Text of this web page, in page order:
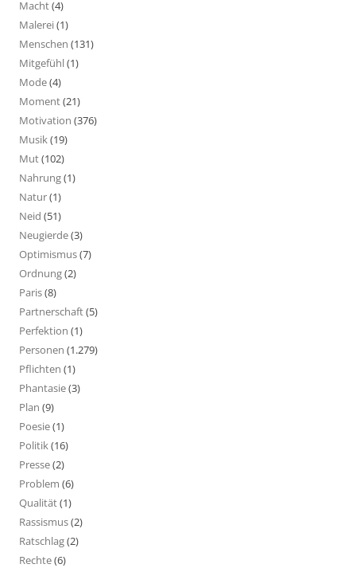
Macht(4)
Malerei(1)
Menschen (131)
Mitgefühl(1)
Mode(4)
Moment(21)
Motivation (376)
Musik(19)
Mut(102)
Nahrung(1)
Natur(1)
Neid (51)
Neugierde(3)
Optimismus(7)
Ordnung(2)
Paris(8)
Partnerschaft(5)
Perfektion (1)
Personen (1.279)
Pflichten (1)
Phantasie(3)
Plan (9)
Poesie(1)
Politik(16)
Presse(2)
Problem (6)
Qualität(1)
Rassismus(2)
Ratschlag(2)
Rechte(6)